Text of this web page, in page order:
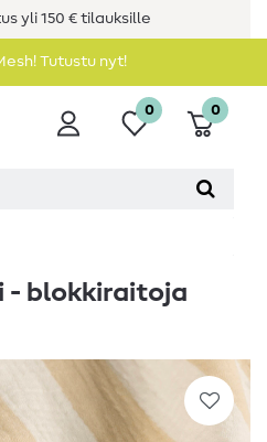
yli 150 € tilauksille
Tutustu nyt!
0 0
- blokkiraitoja